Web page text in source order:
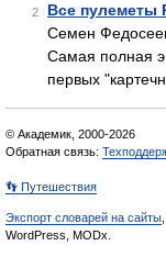
2 Все пулеметы
Семен
Самая полная
первых
© Академик, 2000-2026
Обратная связь:
👣 Путешествия
Экспорт словарей на сайты
WordPress, MODx.